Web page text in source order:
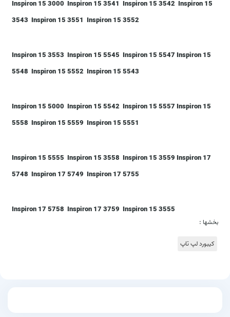
Inspiron 15 3000 Inspiron 15 3541 Inspiron 15 3542 Inspiron 15
3543 Inspiron 15 3551 Inspiron 15 3552
Inspiron 15 3553 Inspiron 15 5545 Inspiron 15 5547 Inspiron 15
5548 Inspiron 15 5552 Inspiron 15 5543
Inspiron 15 5000 Inspiron 15 5542 Inspiron 15 5557 Inspiron 15
5558 Inspiron 15 5559 Inspiron 15 5551
Inspiron 15 5555 Inspiron 15 3558 Inspiron 15 3559 Inspiron 17
5748 Inspiron 17 5749 Inspiron 17 5755
Inspiron 17 5758 Inspiron 17 3759 Inspiron 15 3555
بخشها :
کیبورد لپ تاپ